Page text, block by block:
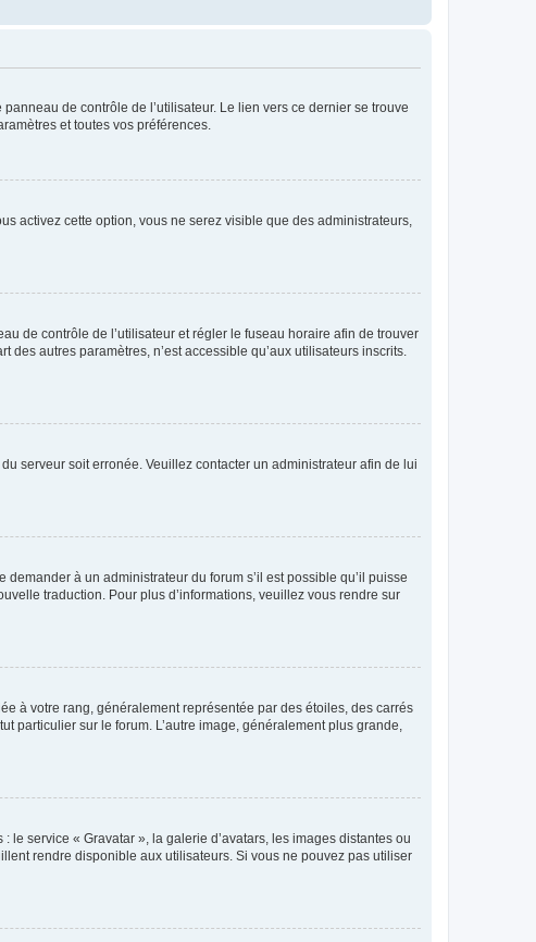
de contrôle de l’utilisateur. Le lien vers ce dernier se trouve
et toutes vos préférences.
activez cette option, vous ne serez visible que des administrateurs,
de contrôle de l’utilisateur et régler le fuseau horaire afin de trouver
autres paramètres, n’est accessible qu’aux utilisateurs inscrits.
serveur soit erronée. Veuillez contacter un administrateur afin de lui
à un administrateur du forum s’il est possible qu’il puisse
traduction. Pour plus d’informations, veuillez vous rendre sur
à votre rang, généralement représentée par des étoiles, des carrés
particulier sur le forum. L’autre image, généralement plus grande,
service « Gravatar », la galerie d’avatars, les images distantes ou
rendre disponible aux utilisateurs. Si vous ne pouvez pas utiliser